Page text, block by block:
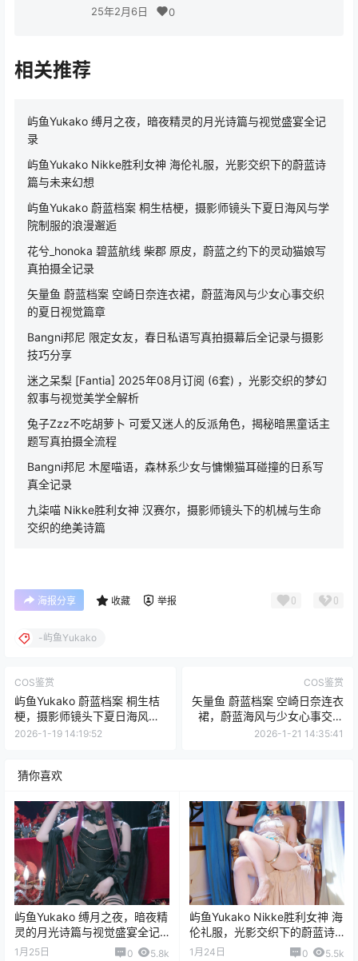
25年2月6日 0
相关推荐
屿鱼Yukako 缚月之夜，暗夜精灵的月光诗篇与视觉盛宴全记
录
屿鱼Yukako Nikke胜利女神 海伦礼服，光影交织下的蔚蓝诗
篇与未来幻想
屿鱼Yukako 蔚蓝档案 桐生桔梗，摄影师镜头下夏日海风与学
院制服的浪漫邂逅
花兮_honoka 碧蓝航线 柴郡 原皮，蔚蓝之约下的灵动猫娘写
真拍摄全记录
矢量鱼 蔚蓝档案 空崎日奈连衣裙，蔚蓝海风与少女心事交织
的夏日视觉篇章
Bangni邦尼 限定女友，春日私语写真拍摄幕后全记录与摄影
技巧分享
迷之呆梨 [Fantia] 2025年08月订阅 (6套) ，光影交织的梦幻
叙事与视觉美学全解析
兔子Zzz不吃胡萝卜 可爱又迷人的反派角色，揭秘暗黑童话主
题写真拍摄全流程
Bangni邦尼 木屋喵语，森林系少女与慵懒猫耳碰撞的日系写
真全记录
九柒喵 Nikke胜利女神 汉赛尔，摄影师镜头下的机械与生命
交织的绝美诗篇
海报分享 收藏 举报 0 0
-屿鱼Yukako
COS鉴赏
屿鱼Yukako 蔚蓝档案 桐生桔
梗，摄影师镜头下夏日海风与
学院制服的浪漫邂逅
2026-1-19 14:19:52
COS鉴赏
矢量鱼 蔚蓝档案 空崎日奈连衣
裙，蔚蓝海风与少女心事交织
的夏日视觉篇章
2026-1-21 14:35:41
猜你喜欢
屿鱼Yukako 缚月之夜，暗夜精
灵的月光诗篇与视觉盛宴全记
录
1月25日 0 5.8k
屿鱼Yukako Nikke胜利女神 海
伦礼服，光影交织下的蔚蓝诗
篇与未来幻想
1月24日 0 5.5k